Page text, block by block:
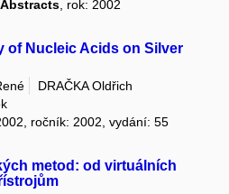
, rok: 2002
of Nucleic Acids on Silver
DRAČKA Oldřich
ročník: 2002, vydání: 55
metod: od virtuálních